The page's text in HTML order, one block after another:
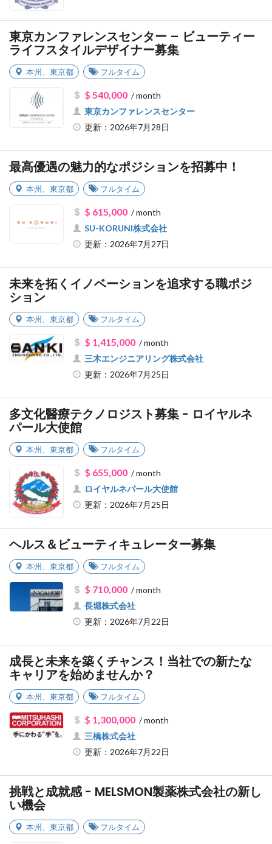
東京カンファレンスセンター – ビューティー
ライフスタイルデザイナー募集
本州 東京都 フルタイム
$ 540,000/ month
東京カンファレンスセンター
更新：2026年7月28日
最高優遇の魅力的なポジションを招募中！
本州 東京都 フルタイム
$ 615,000/ month
SU-KORUNI株式会社
更新：2026年7月27日
未来を拓くイノベーションを追求する職ポジ
ション
本州 東京都 フルタイム
$ 1,415,000/ month
三木エンジニアリング株式会社
更新：2026年7月25日
多文化醫療テクノロジスト募集 - ロイヤルネ
パール大使館
本州 東京都 フルタイム
$ 655,000/ month
ロイヤルネパール大使館
更新：2026年7月25日
ヘルス＆ビューティキュレーター募集
本州 東京都 フルタイム
$ 710,000/ month
長堀株式会社
更新：2026年7月22日
成長と未来を築くチャンス！当社での新たな
キャリアを始めませんか？
本州 東京都 フルタイム
$ 1,300,000/ month
三橋株式会社
更新：2026年7月22日
挑戦と成就感 - MELSMON製薬株式会社の新し
い機会
本州 東京都 フルタイム